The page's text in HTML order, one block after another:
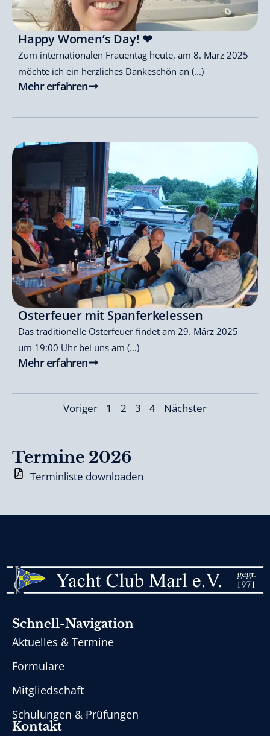
Happy Women’s Day! ❤
Zum internationalen Frauentag heute, am 8. März 2025
möchte ich ein herzliches Dankeschön an (...)
Mehr erfahren
Osterfeuer mit Spanferkelessen
Das traditionelle Osterfeuer findet am 29. März 2025
um 19:00 Uhr bei uns am (...)
Mehr erfahren
Voriger 1 2 3 4 Nächster
Termine 2026
Terminliste downloaden
Schnell-Navigation
Aktuelles & Termine
Formulare
Mitgliedschaft
Schulungen & Prüfungen
Kontakt